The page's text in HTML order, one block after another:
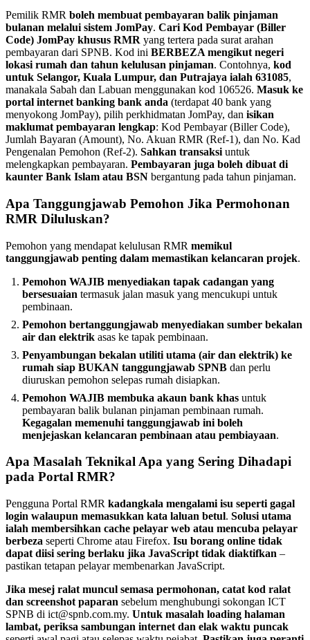
Pemilik RMR boleh membuat pembayaran balik pinjaman
bulanan melalui sistem JomPay. Cari Kod Pembayar (Biller
Code) JomPay khusus RMR yang tertera pada surat arahan
pembayaran dari SPNB. Kod ini BERBEZA mengikut negeri
lokasi rumah dan tahun kelulusan pinjaman. Contohnya, kod
untuk Selangor, Kuala Lumpur, dan Putrajaya ialah 631085,
manakala Sabah dan Labuan menggunakan kod 106526. Masuk ke
portal internet banking bank anda (terdapat 40 bank yang
menyokong JomPay), pilih perkhidmatan JomPay, dan isikan
maklumat pembayaran lengkap: Kod Pembayar (Biller Code),
Jumlah Bayaran (Amount), No. Akuan RMR (Ref-1), dan No. Kad
Pengenalan Pemohon (Ref-2). Sahkan transaksi untuk
melengkapkan pembayaran. Pembayaran juga boleh dibuat di
kaunter Bank Islam atau BSN bergantung pada tahun pinjaman.
Apa Tanggungjawab Pemohon Jika Permohonan
RMR Diluluskan?
Pemohon yang mendapat kelulusan RMR memikul
tanggungjawab penting dalam memastikan kelancaran projek.
Pemohon WAJIB menyediakan tapak cadangan yang
bersesuaian termasuk jalan masuk yang mencukupi untuk
pembinaan.
Pemohon bertanggungjawab menyediakan sumber bekalan
air dan elektrik asas ke tapak pembinaan.
Penyambungan bekalan utiliti utama (air dan elektrik) ke
rumah siap BUKAN tanggungjawab SPNB dan perlu
diuruskan pemohon selepas rumah disiapkan.
Pemohon WAJIB membuka akaun bank khas untuk
pembayaran balik bulanan pinjaman pembinaan rumah.
Kegagalan memenuhi tanggungjawab ini boleh
menjejaskan kelancaran pembinaan atau pembiayaan.
Apa Masalah Teknikal Apa yang Sering Dihadapi
pada Portal RMR?
Pengguna Portal RMR kadangkala mengalami isu seperti gagal
login walaupun memasukkan kata laluan betul. Solusi utama
ialah membersihkan cache pelayar web atau mencuba pelayar
berbeza seperti Chrome atau Firefox. Isu borang online tidak
dapat diisi sering berlaku jika JavaScript tidak diaktifkan –
pastikan tetapan pelayar membenarkan JavaScript.
Jika mesej ralat muncul semasa permohonan, catat kod ralat
dan screenshot paparan sebelum menghubungi sokongan ICT
SPNB di ict@spnb.com.my. Untuk masalah loading halaman
lambat, periksa sambungan internet dan elak waktu puncak